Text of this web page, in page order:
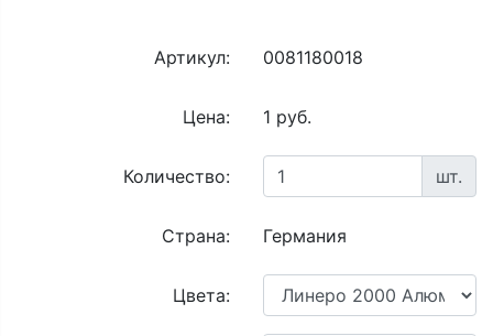
Артикул: 0081180018
Цена: 1 руб.
Количество: шт.
Страна: Германия
Цвета: